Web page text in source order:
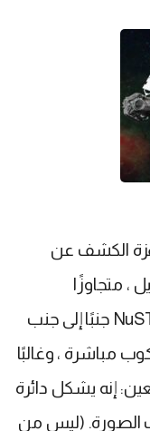
الكشف عن
، متجاوزًا
البصريات. يظهر في مجال رؤية NuSTAR جنبًا إلى جنب
مباشرة ، وغالبًا
إنه يشكل دائرة
الصورة. (ليس من